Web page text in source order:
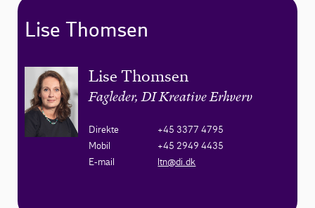
Lise Thomsen
Lise Thomsen
Fagleder, DI Kreative Erhverv
Direkte
+45 3377 4795
Mobil
+45 2949 4435
E-mail
ltn@di.dk